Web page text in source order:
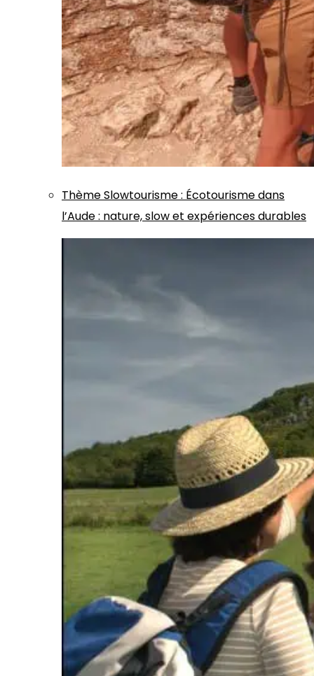
ThèmeSlowtourisme: Écotourisme dans
l’Aude : nature, slow et expériences durables